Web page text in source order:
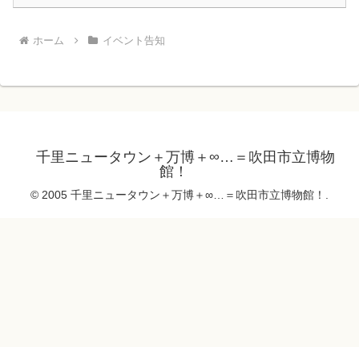
ホーム イベント告知
千里ニュータウン＋万博＋∞…＝吹田市立博物
館！
© 2005 千里ニュータウン＋万博＋∞…＝吹田市立博物館！.